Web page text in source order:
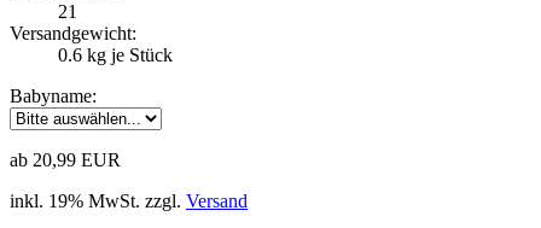
21
Versandgewicht:
0.6 kg je Stück
Babyname:
ab 20,99 EUR
inkl. 19% MwSt. zzgl. Versand